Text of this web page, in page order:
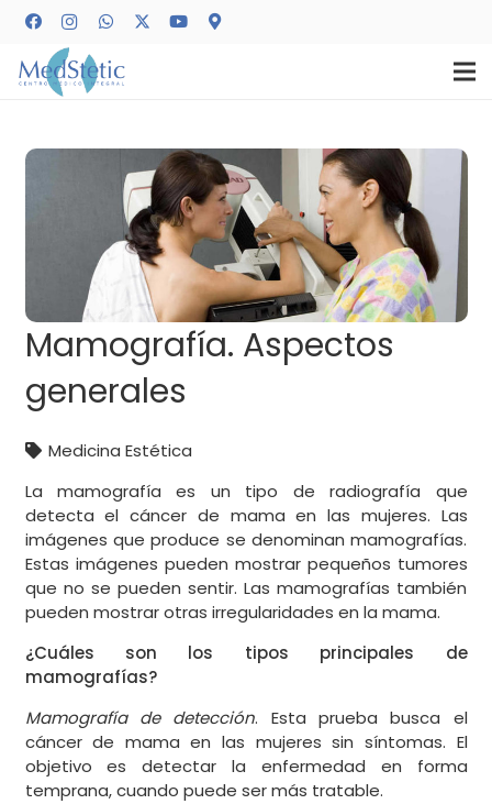
Mamografía. Aspectos
generales
Medicina Estética
La mamografía es un tipo de radiografía que
detecta el cáncer de mama en las mujeres. Las
imágenes que produce se denominan mamografías.
Estas imágenes pueden mostrar pequeños tumores
que no se pueden sentir. Las mamografías también
pueden mostrar otras irregularidades en la mama.
¿Cuáles son los tipos principales de
mamografías?
Mamografía de detección. Esta prueba busca el
cáncer de mama en las mujeres sin síntomas. El
objetivo es detectar la enfermedad en forma
temprana, cuando puede ser más tratable.